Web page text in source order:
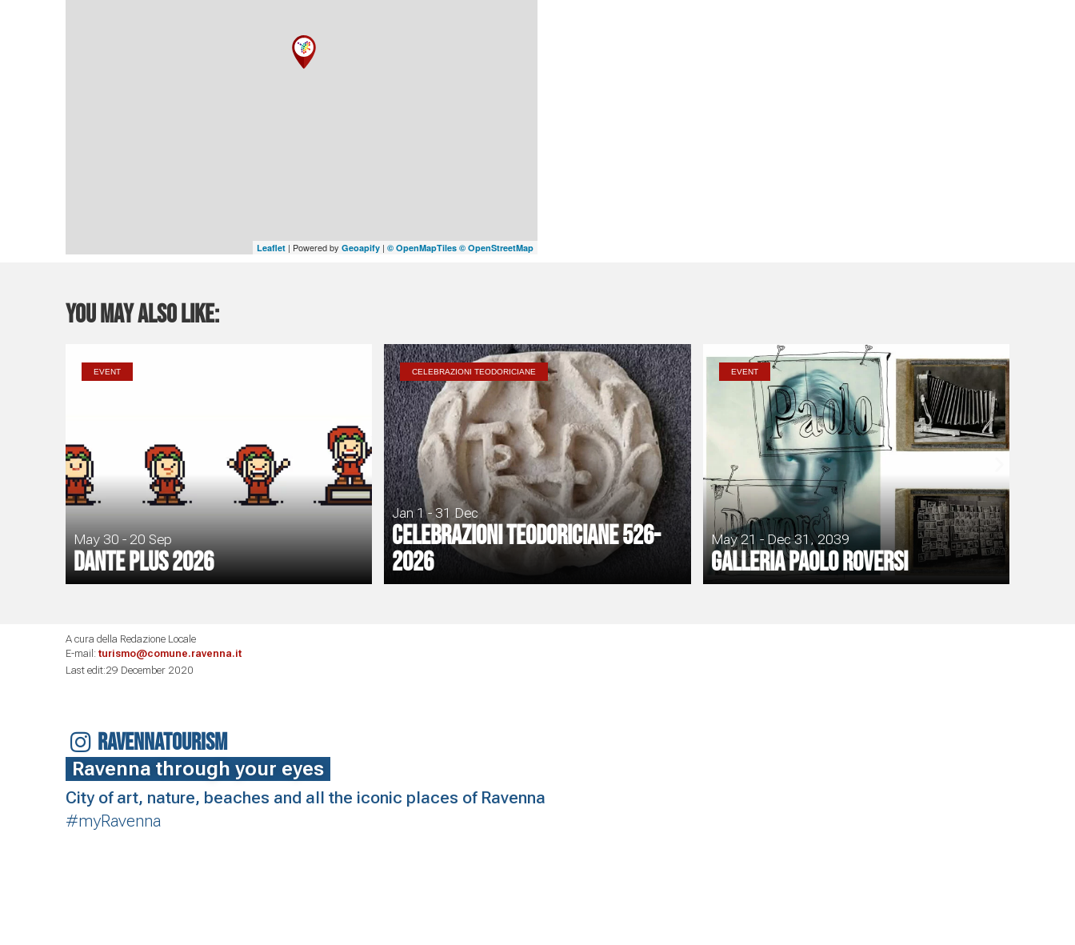
Leaflet | Powered by Geoapify | © OpenMapTiles © OpenStreetMap
You may also like:
EVENT
May 30 - 20 Sep
Dante Plus 2026
CELEBRAZIONI TEODORICIANE
Jan 1 - 31 Dec
Celebrazioni Teodoriciane 526-
2026
EVENT
May 21 - Dec 31, 2039
Galleria Paolo Roversi
A cura della Redazione Locale
E-mail: turismo@comune.ravenna.it
Last edit:29 December 2020
RAVENNATOURISM
Ravenna through your eyes
City of art, nature, beaches and all the iconic places of Ravenna
#myRavenna